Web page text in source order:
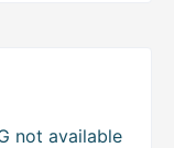
not available